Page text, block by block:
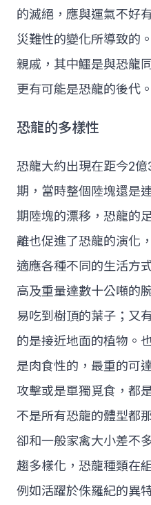
的滅絕，應與運氣不好
災難性的變化所導致的
親戚，其中鱷是與恐龍
更有可能是恐龍的後代。
恐龍的多樣性
恐龍大約出現在距今2
期，當時整個陸塊還是
期陸塊的漂移，恐龍的
離也促進了恐龍的演化
適應各種不同的生活方
高及重量達數十公噸的
易吃到樹頂的葉子；又
的是接近地面的植物。
是肉食性的，最重的可
攻擊或是單獨覓食，都
不是所有恐龍的體型都
卻和一般家禽大小差不
趨多樣化，恐龍種類在
例如活躍於侏羅紀的異